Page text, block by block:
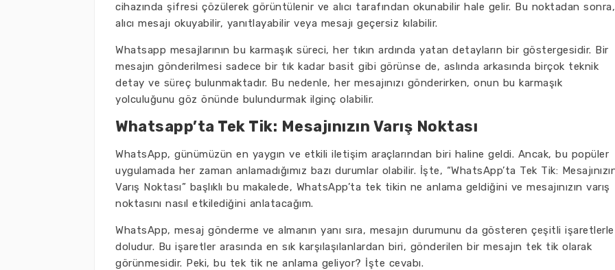
cihazında şifresi çözülerek görüntülenir ve alıcı tarafından okunabilir hale gelir. Bu noktadan sonra,
alıcı mesajı okuyabilir, yanıtlayabilir veya mesajı geçersiz kılabilir.
Whatsapp mesajlarının bu karmaşık süreci, her tıkın ardında yatan detayların bir göstergesidir. Bir
mesajın gönderilmesi sadece bir tık kadar basit gibi görünse de, aslında arkasında birçok teknik
detay ve süreç bulunmaktadır. Bu nedenle, her mesajınızı gönderirken, onun bu karmaşık
yolculuğunu göz önünde bulundurmak ilginç olabilir.
Whatsapp’ta Tek Tik: Mesajınızın Varış Noktası
WhatsApp, günümüzün en yaygın ve etkili iletişim araçlarından biri haline geldi. Ancak, bu popüler
uygulamada her zaman anlamadığımız bazı durumlar olabilir. İşte, “WhatsApp’ta Tek Tik:
Varış Noktası” başlıklı bu makalede, WhatsApp’ta tek tikin ne anlama geldiğini ve mesajınızın varış
noktasını nasıl etkilediğini anlatacağım.
WhatsApp, mesaj gönderme ve almanın yanı sıra, mesajın durumunu da gösteren çeşitli işaretlerle
doludur. Bu işaretler arasında en sık karşılaşılanlardan biri, gönderilen bir mesajın tek tik olarak
görünmesidir. Peki, bu tek tik ne anlama geliyor? İşte cevabı.